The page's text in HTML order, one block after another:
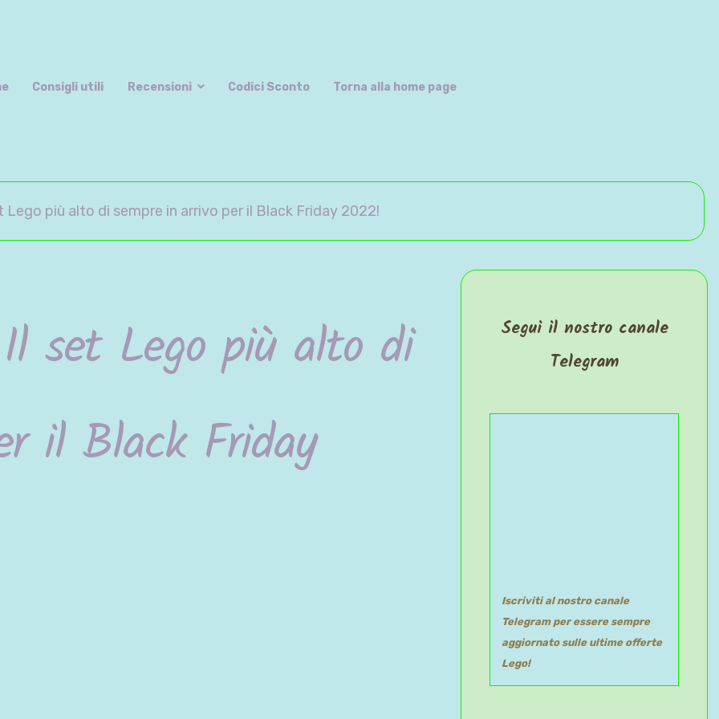
Consigli utili Recensioni Codici Sconto Torna alla home page
Lego più alto di sempre in arrivo per il Black Friday 2022!
set Lego più alto di
il Black Friday
Segui il nostro canale
Telegram
Iscriviti al nostro canale
Telegram per essere sempre
aggiornato sulle ultime offerte
Lego!